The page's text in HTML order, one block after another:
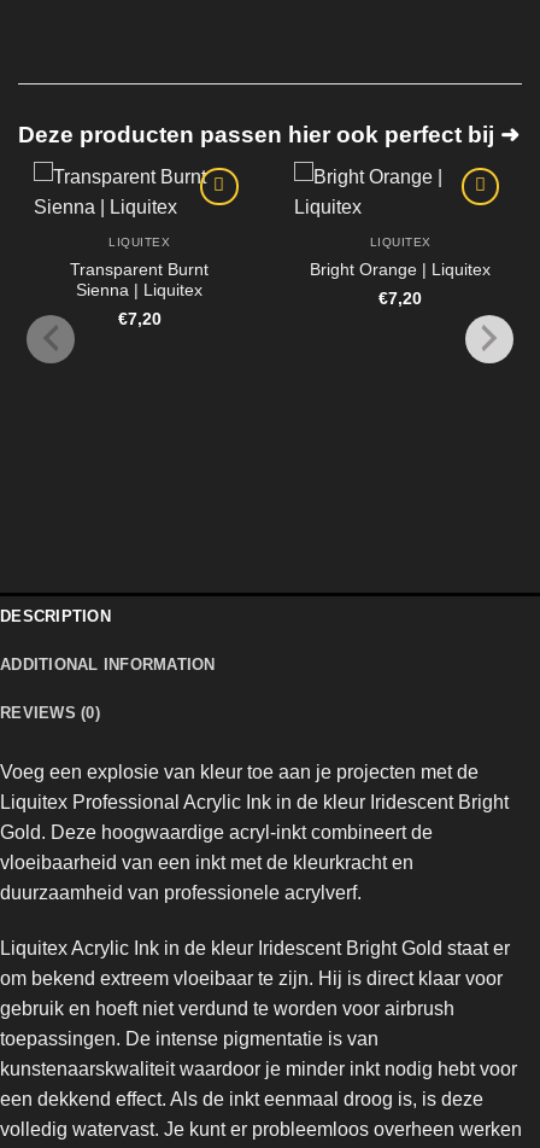
Deze producten passen hier ook perfect bij ➜
LIQUITEX
Transparent Burnt
Sienna | Liquitex
€7,20
LIQUITEX
Bright Orange | Liquitex
€7,20
DESCRIPTION
ADDITIONAL INFORMATION
REVIEWS (0)
Voeg een explosie van kleur toe aan je projecten met de
Liquitex Professional Acrylic Ink in de kleur Iridescent Bright
Gold. Deze hoogwaardige acryl-inkt combineert de
vloeibaarheid van een inkt met de kleurkracht en
duurzaamheid van professionele acrylverf.
Liquitex Acrylic Ink in de kleur Iridescent Bright Gold staat er
om bekend extreem vloeibaar te zijn. Hij is direct klaar voor
gebruik en hoeft niet verdund te worden voor airbrush
toepassingen. De intense pigmentatie is van
kunstenaarskwaliteit waardoor je minder inkt nodig hebt voor
een dekkend effect. Als de inkt eenmaal droog is, is deze
volledig watervast. Je kunt er probleemloos overheen werken